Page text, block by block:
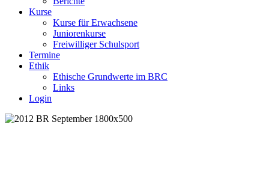
Kurse
Kurse für Erwachsene
Juniorenkurse
Freiwilliger Schulsport
Termine
Ethik
Ethische Grundwerte im BRC
Links
Login